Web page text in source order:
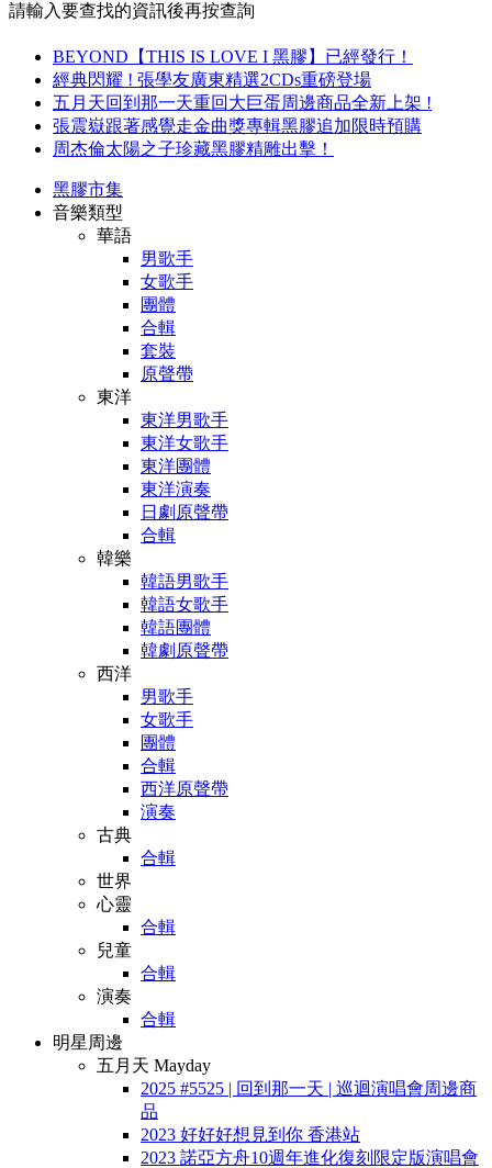
請輸入要查找的資訊後再按查詢
BEYOND【THIS IS LOVE I 黑膠】已經發行！
經典閃耀 ! 張學友廣東精選2CDs重磅登場
五月天回到那一天重回大巨蛋周邊商品全新上架 !
張震嶽跟著感覺走金曲獎專輯黑膠追加限時預購
周杰倫太陽之子珍藏黑膠精雕出擊！
黑膠市集
音樂類型
華語
男歌手
女歌手
團體
合輯
套裝
原聲帶
東洋
東洋男歌手
東洋女歌手
東洋團體
東洋演奏
日劇原聲帶
合輯
韓樂
韓語男歌手
韓語女歌手
韓語團體
韓劇原聲帶
西洋
男歌手
女歌手
團體
合輯
西洋原聲帶
演奏
古典
合輯
世界
心靈
合輯
兒童
合輯
演奏
合輯
明星周邊
五月天 Mayday
2025 #5525 | 回到那一天 | 巡迴演唱會周邊商
品
2023 好好好想見到你 香港站
2023 諾亞方舟10週年進化復刻限定版演唱會